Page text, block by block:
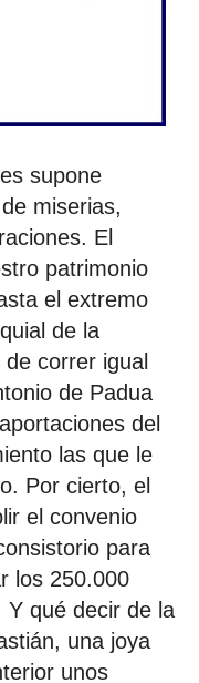
supone
miserias,
El
patrimonio
el extremo
de la
correr igual
de Padua
del
las que le
Por cierto, el
el convenio
para
los 250.000
qué decir de la
una joya
unos